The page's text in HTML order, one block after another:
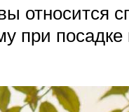
относится
при посадке